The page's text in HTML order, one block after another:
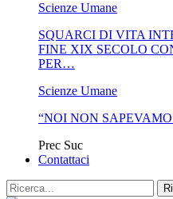
Scienze Umane
SQUARCI DI VITA
FINE XIX SECOLO
PER…
Scienze Umane
“NOI NON
Prec Suc
Contattaci